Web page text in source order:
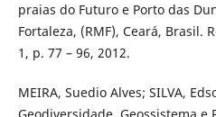
praias do Futuro e Porto das
Fortaleza, (RMF), Ceará, Brasil.
1, p. 77 – 96, 2012.
MEIRA, Suedio Alves; SILVA,